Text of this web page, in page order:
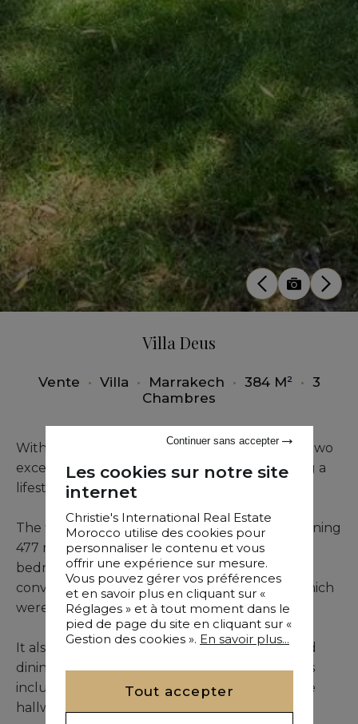
Villa Deus
Vente • Villa • Marrakech • 384 M² • 3
Chambres
Within the highly coveted Royal Palm Estate, two
exceptional villas are offered for sale, providing a
lifestyle of quiet luxury and exclusivity.
The first villa, built on a 3,100 m² plot and spanning
477 m² of constructed space, comprises three
bedroom suites, with the potential for five by
converting the current gym and hammam, which
were originally designed as bedrooms.
It also features a spacious living room, a refined
dining area, a kitchen with pantry, service areas
including a laundry and technical room, a wide
hallway, a hammam, and a fitness room.
Les cookies sur notre site
internet
Christie's International Real Estate
Morocco utilise des cookies pour
personnaliser le contenu et vous
offrir une expérience sur mesure.
Vous pouvez gérer vos préférences
et en savoir plus en cliquant sur «
Réglages » et à tout moment dans le
pied de page du site en cliquant sur «
Gestion des cookies ». En savoir plus...
Tout accepter
Continuer sans accepter